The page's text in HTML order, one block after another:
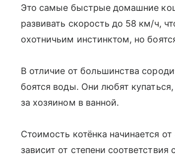
Это самые быстрые домашние
развивать скорость до 58 км/ч,
охотничьим инстинктом, но
В отличие от большинства
боятся воды. Они любят
за хозяином в ванной.
Стоимость котёнка начинается
зависит от степени